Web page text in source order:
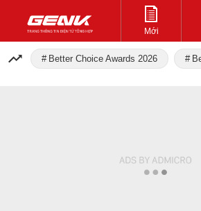
Mới
Better Choice Awards 2026